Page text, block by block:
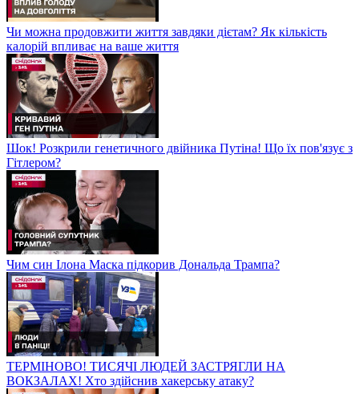
Чи можна продовжити життя завдяки дієтам? Як кількість
калорій впливає на ваше життя
Шок! Розкрили генетичного двійника Путіна! Що їх пов'язує з
Гітлером?
Чим син Ілона Маска підкорив Дональда Трампа?
ТЕРМІНОВО! ТИСЯЧІ ЛЮДЕЙ ЗАСТРЯГЛИ НА
ВОКЗАЛАХ! Хто здійснив хакерську атаку?